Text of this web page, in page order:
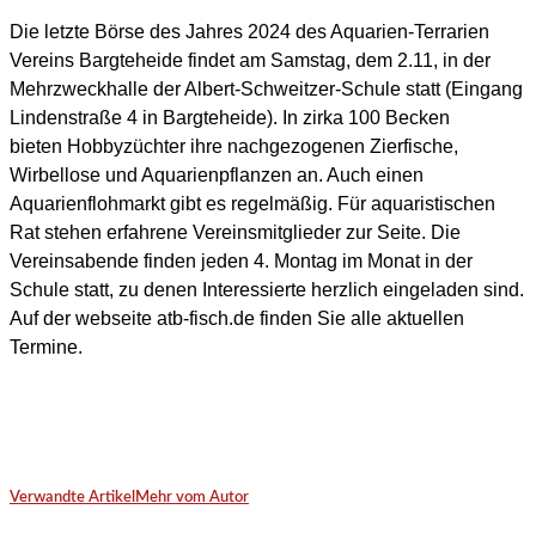
Die letzte Börse des Jahres 2024 des Aquarien-Terrarien
Vereins Bargteheide findet am Samstag, dem 2.11, in der
Mehrzweckhalle der Albert-Schweitzer-Schule statt (Eingang
Lindenstraße 4 in Bargteheide). In zirka 100 Becken
bieten Hobbyzüchter ihre nachgezogenen Zierfische,
Wirbellose und Aquarienpflanzen an. Auch einen
Aquarienflohmarkt gibt es regelmäßig. Für aquaristischen
Rat stehen erfahrene Vereinsmitglieder zur Seite. Die
Vereinsabende finden jeden 4. Montag im Monat in der
Schule statt, zu denen Interessierte herzlich eingeladen sind.
Auf der webseite atb-fisch.de finden Sie alle aktuellen
Termine.
Verwandte Artikel Mehr vom Autor